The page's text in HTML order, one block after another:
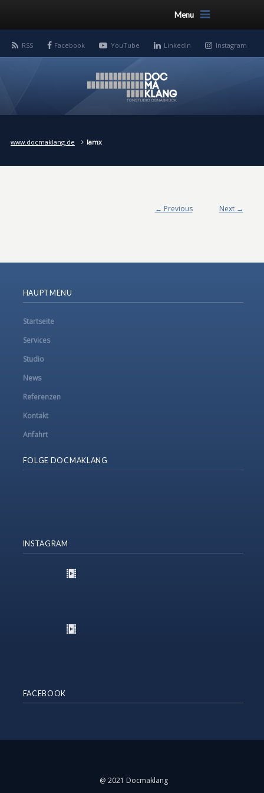
Menu
RSS Facebook YouTube LinkedIn Instagram
www.docmaklang.de lamx
← Previous Next →
HAUPTMENU
Startseite
Services
Studio
News
Referenzen
Kontakt
Anfahrt
FOLGE DOCMAKLANG
INSTAGRAM
FACEBOOK
@ 2021 Docmaklang